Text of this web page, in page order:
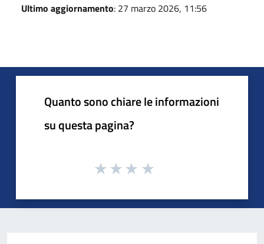
Ultimo aggiornamento: 27 marzo 2026, 11:56
Quanto sono chiare le informazioni
su questa pagina?